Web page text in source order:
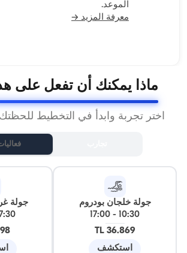
الموعد.
معرفة المزيد →
ماذا يمكنك أن تفعل على
اختر تجربة وابدأ في التخطيط
جولة خلجان بودروم
10:30
-
17:00
36.869 TL
استكشف
جولة
17:30
TL